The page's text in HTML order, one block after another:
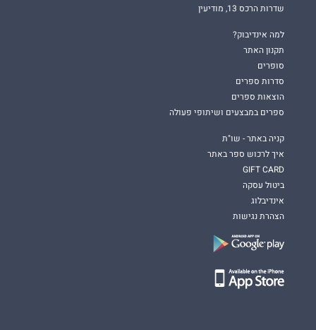
שדרות הרכס 13, מודיעין
למה אינדיבוק?
תקנון האתר
סופרים
סדרות ספרים
הוצאות ספרים
ספרים במבצעים ושיתופי פעולה
קניה באתר - שו"ת
איך לרכוש ספר באתר
GIFT CARD
ביטול עסקה
אינדיבלוג
הצהרת נגישות